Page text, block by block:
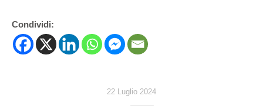
Condividi:
22 Luglio 2024